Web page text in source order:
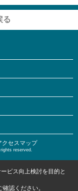
る
クセスマップ
reserved.
ビス向上検討を目的と
確認ください。